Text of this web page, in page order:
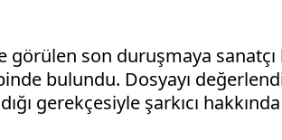
görülen son duruşmaya sanatçı
bulundu. Dosyayı
gerekçesiyle şarkıcı hakkında